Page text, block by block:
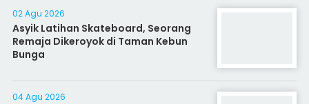
02 Agu 2026
Asyik Latihan Skateboard, Seorang
Remaja Dikeroyok di Taman Kebun
Bunga
04 Agu 2026